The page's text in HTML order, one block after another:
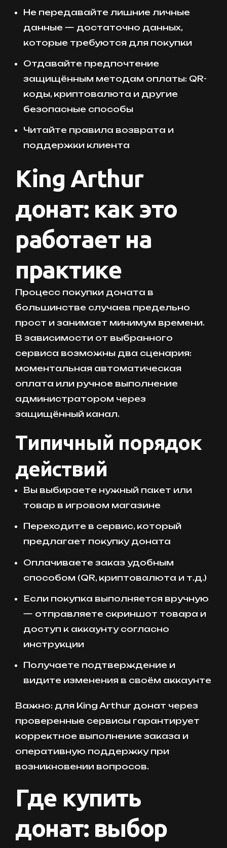
Не передавайте лишние личные
данные — достаточно данных,
которые требуются для покупки
Отдавайте предпочтение
защищённым методам оплаты: QR-
коды, криптовалюта и другие
безопасные способы
Читайте правила возврата и
поддержки клиента
King Arthur
донат: как это
работает на
практике
Процесс покупки доната в
большинстве случаев предельно
прост и занимает минимум времени.
В зависимости от выбранного
сервиса возможны два сценария:
моментальная автоматическая
оплата или ручное выполнение
администратором через
защищённый канал.
Типичный порядок
действий
Вы выбираете нужный пакет или
товар в игровом магазине
Переходите в сервис, который
предлагает покупку доната
Оплачиваете заказ удобным
способом (QR, криптовалюта и т.д.)
Если покупка выполняется вручную
— отправляете скриншот товара и
доступ к аккаунту согласно
инструкции
Получаете подтверждение и
видите изменения в своём аккаунте
Важно: для King Arthur донат через
проверенные сервисы гарантирует
корректное выполнение заказа и
оперативную поддержку при
возникновении вопросов.
Где купить
донат: выбор